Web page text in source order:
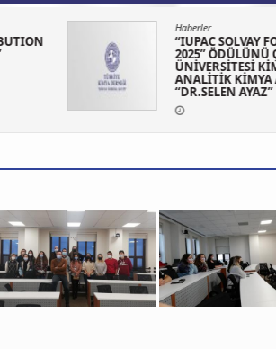
Haberler
“IUPAC SOLVAY
2025” ÖDÜLÜNÜ
ÜNİVERSİTESİ
ANALİTİK
“DR.SELEN